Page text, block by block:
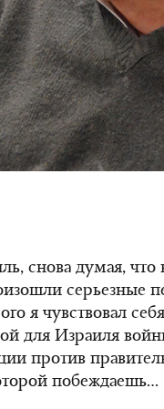
снова думая, что
серьезные
я чувствовал
для Израиля
против
побеждаешь…